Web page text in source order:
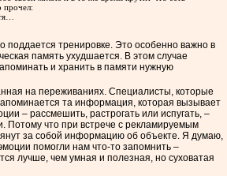
прочел:
поддается тренировке. Это особенно важно в
память ухудшается. В этом случае
и хранить в памяти нужную
на переживаниях. Специалисты, которые
та информация, которая вызывает
– рассмешить, растрогать или испугать, –
Потому что при встрече с рекламируемым
за собой информацию об объекте. Я думаю,
помогли нам что-то запомнить –
лучше, чем умная и полезная, но суховатая